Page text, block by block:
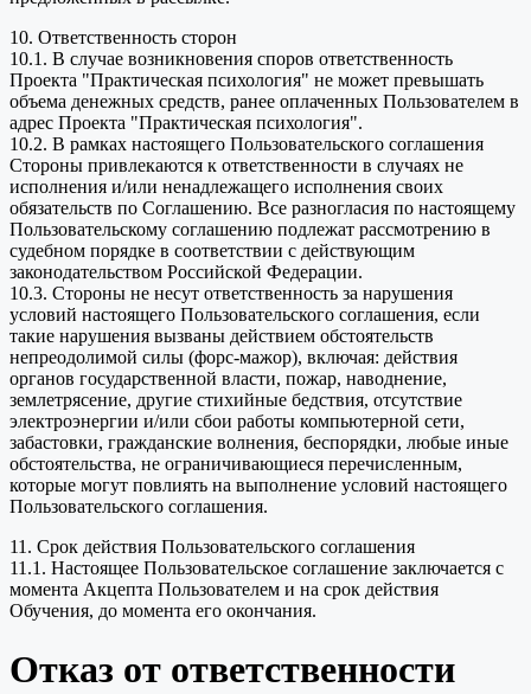
10. Ответственность сторон
10.1. В случае возникновения споров ответственность
Проекта "Практическая психология" не может превышать
объема денежных средств, ранее оплаченных Пользователем в
адрес Проекта "Практическая психология".
10.2. В рамках настоящего Пользовательского соглашения
Стороны привлекаются к ответственности в случаях не
исполнения и/или ненадлежащего исполнения своих
обязательств по Соглашению. Все разногласия по настоящему
Пользовательскому соглашению подлежат рассмотрению в
судебном порядке в соответствии с действующим
законодательством Российской Федерации.
10.3. Стороны не несут ответственность за нарушения
условий настоящего Пользовательского соглашения, если
такие нарушения вызваны действием обстоятельств
непреодолимой силы (форс-мажор), включая: действия
органов государственной власти, пожар, наводнение,
землетрясение, другие стихийные бедствия, отсутствие
электроэнергии и/или сбои работы компьютерной сети,
забастовки, гражданские волнения, беспорядки, любые иные
обстоятельства, не ограничивающиеся перечисленным,
которые могут повлиять на выполнение условий настоящего
Пользовательского соглашения.
11. Срок действия Пользовательского соглашения
11.1. Настоящее Пользовательское соглашение заключается с
момента Акцепта Пользователем и на срок действия
Обучения, до момента его окончания.
Отказ от ответственности